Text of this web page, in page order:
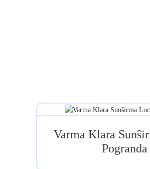
Varma Klara
Pogranda